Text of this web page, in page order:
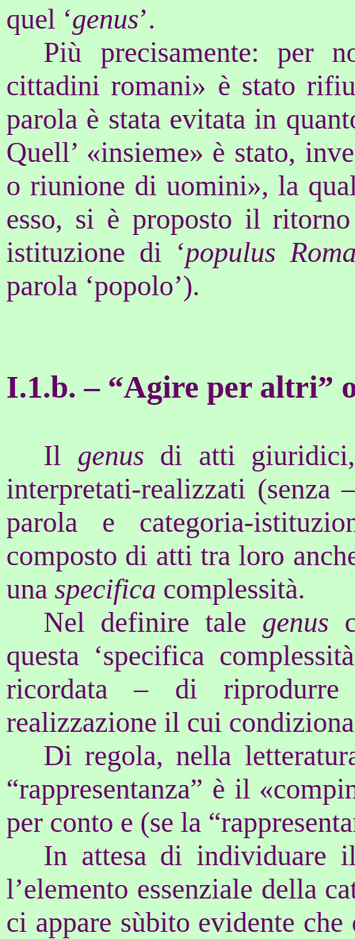
quel ‘genus’.
Più precisamente: per
cittadini romani» è stato
parola è stata evitata in
Quell’ «insieme» è stato,
o riunione di uomini», la
esso, si è proposto il ritorno
istituzione di ‘populus
parola ‘popolo’).
I.1.b. – “Agire per altri”
Il genus di atti
interpretati-realizzati
parola e categoria-
composto di atti tra loro
una specifica complessità.
Nel definire tale genus
questa ‘specifica
ricordata – di riprodurre
realizzazione il cui
Di regola, nella
“rappresentanza” è il
per conto e (se la
In attesa di individuare
l’elemento essenziale della
ci appare sùbito evidente